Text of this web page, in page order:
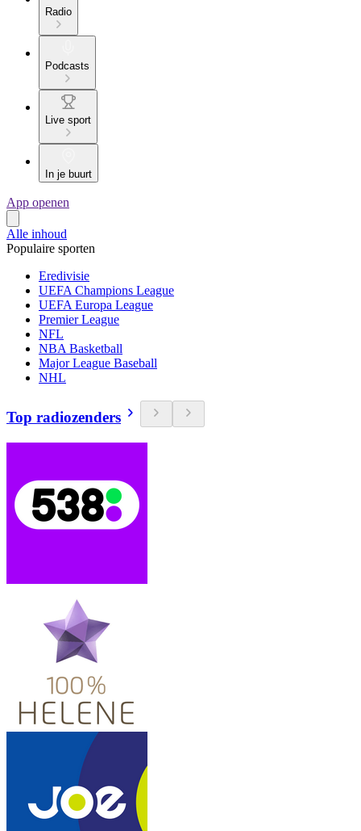
Radio
Podcasts
Live sport
In je buurt
App openen
Alle inhoud
Populaire sporten
Eredivisie
UEFA Champions League
UEFA Europa League
Premier League
NFL
NBA Basketball
Major League Baseball
NHL
Top radiozenders